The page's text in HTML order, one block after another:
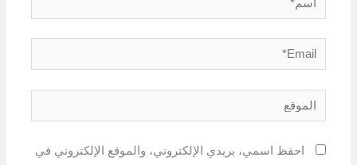
Email*
الموقع
احفظ اسمي، بريدي الإلكتروني، والموقع الإلكتروني في